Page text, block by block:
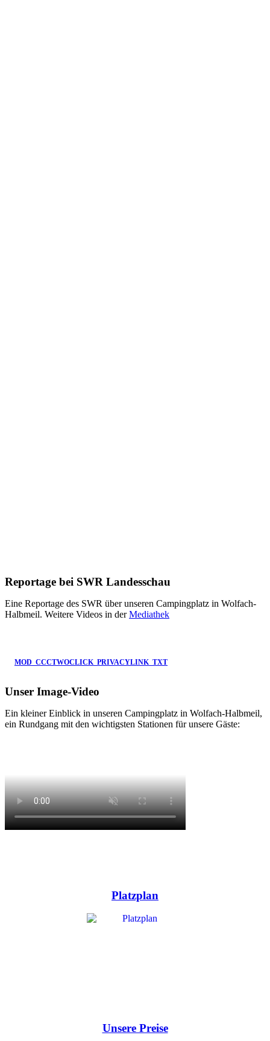
Reportage bei SWR Landesschau
Eine Reportage des SWR über unseren Campingplatz in Wolfach-
Halbmeil. Weitere Videos in derMediathek
Externen Inhalt anzeigen
MOD_CCCTWOCLICK_PRIVACYLINK_TXT
Unser Image-Video
Ein kleiner Einblick in unseren Campingplatz in Wolfach-Halbmeil,
ein Rundgang mit den wichtigsten Stationen für unsere Gäste:
Platzplan
Unsere Preise